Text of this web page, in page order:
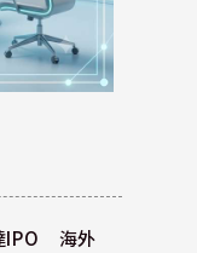
IPO 海外